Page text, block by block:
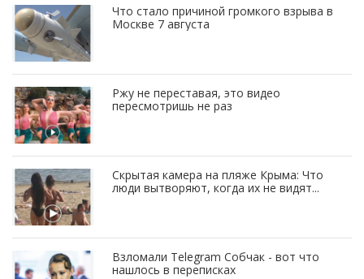
Что стало причиной громкого взрыва в
Москве 7 августа
Ржу не переставая, это видео
пересмотришь не раз
Скрытая камера на пляже Крыма: Что
люди вытворяют, когда их не видят...
Взломали Telegram Собчак - вот что
нашлось в переписках